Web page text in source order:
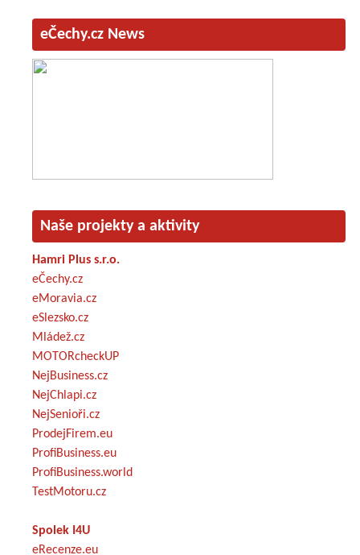
eČechy.cz News
Naše projekty a aktivity
Hamri Plus s.r.o.
eČechy.cz
eMoravia.cz
eSlezsko.cz
Mládež.cz
MOTORcheckUP
NejBusiness.cz
NejChlapi.cz
NejSenioři.cz
ProdejFirem.eu
ProfiBusiness.eu
ProfiBusiness.world
TestMotoru.cz
Spolek I4U
eRecenze.eu